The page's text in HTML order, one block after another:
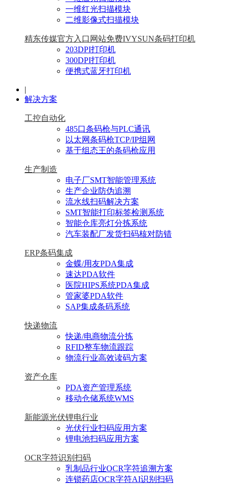
一维红光扫描模块
二维影像式扫描模块
精东传媒官方入口网站免费IVYSUN条码打印机
203DPI打印机
300DPI打印机
便携式蓝牙打印机
|
解决方案
工控自动化
485口条码枪与PLC通讯
以太网条码枪TCP/IP组网
基于组态王的条码枪应用
生产制造
电子厂SMT智能管理系统
生产企业防伪追溯
流水线扫码解决方案
SMT智能打印标签检测系统
智能仓库亮灯分拣系统
汽车装配厂发货扫码核对防错
ERP条码集成
金蝶/用友PDA集成
速达PDA软件
医院HIPS系统PDA集成
管家婆PDA软件
SAP集成条码系统
快递物流
快递/电商物流分拣
RFID整车物流跟踪
物流行业高效读码方案
资产仓库
PDA资产管理系统
移动仓储系统WMS
新能源光伏锂电行业
光伏行业扫码应用方案
锂电池扫码应用方案
OCR字符识别扫码
乳制品行业OCR字符追溯方案
连锁药店OCR字符AI识别扫码